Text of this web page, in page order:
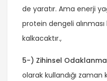
de yaratır. Ama enerji
protein dengeli
kalkacaktır.,
5-) Zihinsel
olarak kullandığı zaman